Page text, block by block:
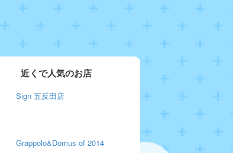
近くで人気のお店
Sign 五反田店
Grappolo&Domus of 2014